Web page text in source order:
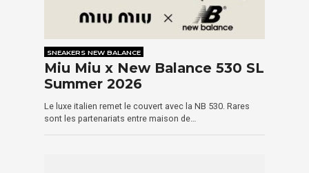
SNEAKERS NEW BALANCE
Miu Miu x New Balance 530 SL
Summer 2026
Le luxe italien remet le couvert avec la NB 530. Rares
sont les partenariats entre maison de…